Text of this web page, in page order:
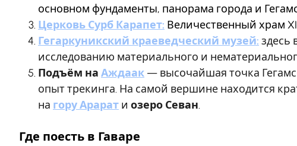
основном фундаменты, панорама города и
Церковь Сурб Карапет: Величественный храм
Гегаркуникский краеведческий музей: здесь
исследованию материального и
Подъём на Аждаак — высочайшая точка
опыт трекинга. На самой вершине находится
на гору Арарат и озеро Севан.
Где поесть в Гаваре